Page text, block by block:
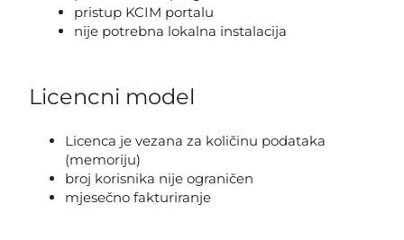
pristup KCIM portalu
nije potrebna lokalna instalacija
Licencni model
Licenca je vezana za količinu podataka
(memoriju)
broj korisnika nije ograničen
mjesečno fakturiranje